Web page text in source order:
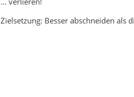
Zielsetzung: Besser abschneiden als